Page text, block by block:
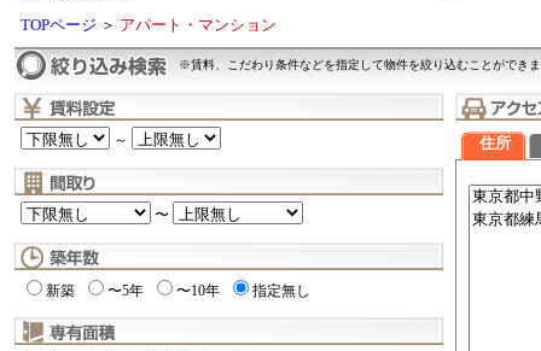
TOPページ ＞ アパート・マンション
※賃料、こだわり条件などを指定して物件を絞り込むことができ
～
〜
新築 〜5年 〜10年 指定無し
住所